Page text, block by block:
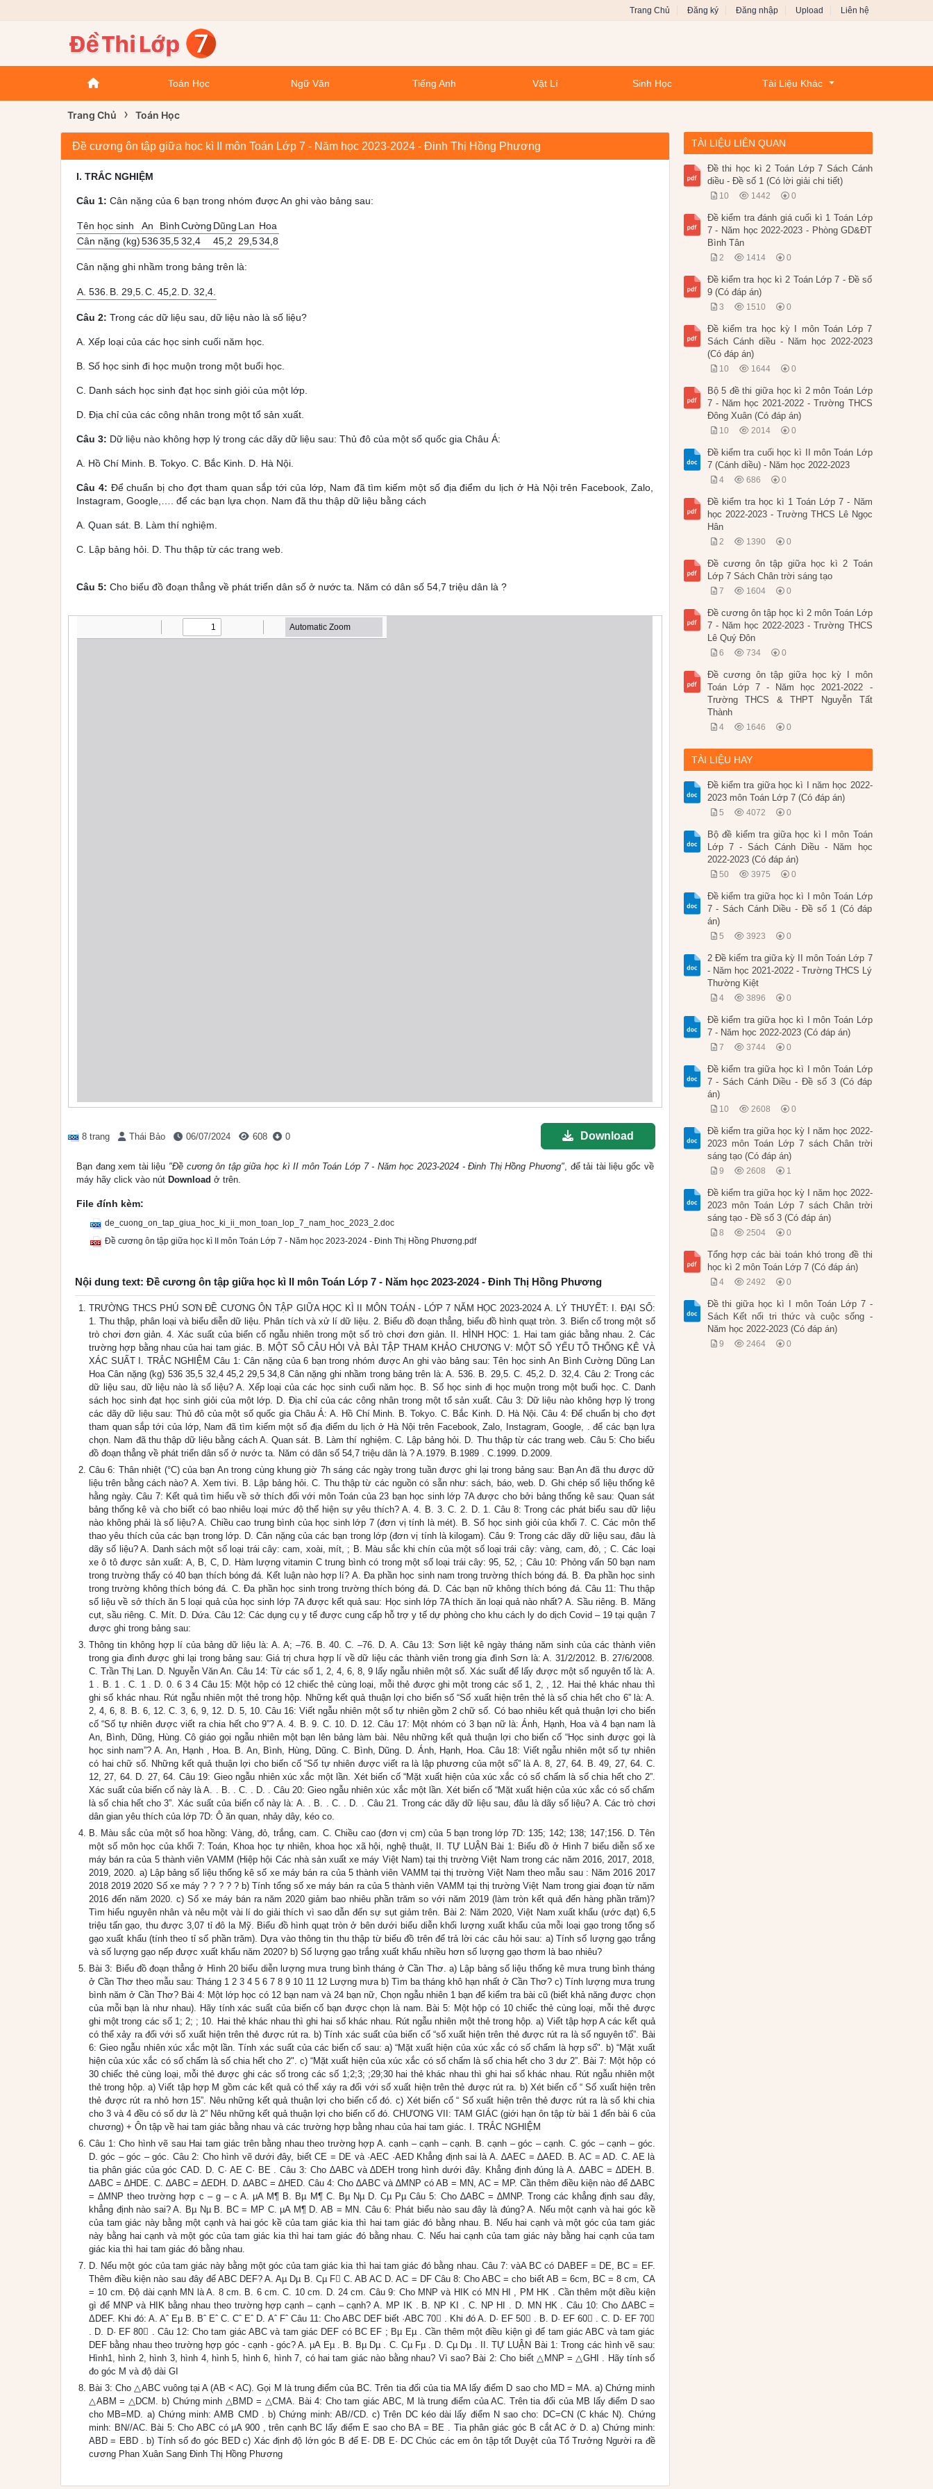
Trang Chủ Đăng ký Đăng nhập Upload Liên hệ
Toán Học Ngữ Văn Tiếng Anh Vật Lí Sinh Học Tài Liệu Khác
Trang Chủ › Toán Học
Đề cương ôn tập giữa học kì II môn Toán Lớp 7 - Năm học 2023-2024 - Đinh Thị Hồng Phương
I. TRẮC NGHIỆM
Câu 1: Cân nặng của 6 bạn trong nhóm được An ghi vào bảng sau:
Tên học sinh An BìnhCường Dũng Lan Hoa
Cân nặng (kg)53635,532,4 45,2 29,534,8
Cân nặng ghi nhầm trong bảng trên là:
A. 536. B. 29,5.C. 45,2. D. 32,4.
Câu 2: Trong các dữ liệu sau, dữ liệu nào là số liệu?
A. Xếp loại của các học sinh cuối năm học.
B. Số học sinh đi học muộn trong một buổi học.
C. Danh sách học sinh đạt học sinh giỏi của một lớp.
D. Địa chỉ của các công nhân trong một tổ sản xuất.
Câu 3: Dữ liệu nào không hợp lý trong các dãy dữ liệu sau: Thủ đô của một số quốc gia Châu Á:
A. Hồ Chí Minh. B. Tokyo. C. Bắc Kinh. D. Hà Nội.
Câu 4: Để chuẩn bị cho đợt tham quan sắp tới của lớp, Nam đã tìm kiếm một số địa điểm du lịch ở Hà Nội trên Facebook, Zalo,
Instagram, Google,…. để các bạn lựa chọn. Nam đã thu thập dữ liệu bằng cách
A. Quan sát. B. Làm thí nghiệm.
C. Lập bảng hỏi. D. Thu thập từ các trang web.
Câu 5: Cho biểu đồ đoạn thẳng về phát triển dân số ở nước ta. Năm có dân số 54,7 triệu dân là ?
8 trang Thái Bảo 06/07/2024 608 0 Download
Bạn đang xem tài liệu "Đề cương ôn tập giữa học kì II môn Toán Lớp 7 - Năm học 2023-2024 - Đinh Thị Hồng Phương", để tải tài liệu gốc về
máy hãy click vào nút Download ở trên.
File đính kèm:
de_cuong_on_tap_giua_hoc_ki_ii_mon_toan_lop_7_nam_hoc_2023_2.doc
Đề cương ôn tập giữa học kì II môn Toán Lớp 7 - Năm học 2023-2024 - Đinh Thị Hồng Phương.pdf
Nội dung text: Đề cương ôn tập giữa học kì II môn Toán Lớp 7 - Năm học 2023-2024 - Đinh Thị Hồng Phương
TRƯỜNG THCS PHÚ SƠN ĐỀ CƯƠNG ÔN TẬP GIỮA HỌC KÌ II MÔN TOÁN - LỚP 7 NĂM HỌC 2023-2024 A. LÝ THUYẾT: I. ĐẠI SỐ:
1. Thu thập, phân loại và biểu diễn dữ liệu. Phân tích và xử lí dữ liệu. 2. Biểu đồ đoạn thẳng, biểu đồ hình quạt tròn. 3. Biến cố trong một số
trò chơi đơn giản. 4. Xác suất của biến cố ngẫu nhiên trong một số trò chơi đơn giản. II. HÌNH HỌC: 1. Hai tam giác bằng nhau. 2. Các
trường hợp bằng nhau của hai tam giác. B. MỘT SỐ CÂU HỎI VÀ BÀI TẬP THAM KHẢO CHƯƠNG V: MỘT SỐ YẾU TỐ THỐNG KÊ VÀ
XÁC SUẤT I. TRẮC NGHIỆM Câu 1: Cân nặng của 6 bạn trong nhóm được An ghi vào bảng sau: Tên học sinh An Bình Cường Dũng Lan
Hoa Cân nặng (kg) 536 35,5 32,4 45,2 29,5 34,8 Cân nặng ghi nhầm trong bảng trên là: A. 536. B. 29,5. C. 45,2. D. 32,4. Câu 2: Trong các
dữ liệu sau, dữ liệu nào là số liệu? A. Xếp loại của các học sinh cuối năm học. B. Số học sinh đi học muộn trong một buổi học. C. Danh
sách học sinh đạt học sinh giỏi của một lớp. D. Địa chỉ của các công nhân trong một tổ sản xuất. Câu 3: Dữ liệu nào không hợp lý trong
các dãy dữ liệu sau: Thủ đô của một số quốc gia Châu Á: A. Hồ Chí Minh. B. Tokyo. C. Bắc Kinh. D. Hà Nội. Câu 4: Để chuẩn bị cho đợt
tham quan sắp tới của lớp, Nam đã tìm kiếm một số địa điểm du lịch ở Hà Nội trên Facebook, Zalo, Instagram, Google, . để các bạn lựa
chọn. Nam đã thu thập dữ liệu bằng cách A. Quan sát. B. Làm thí nghiệm. C. Lập bảng hỏi. D. Thu thập từ các trang web. Câu 5: Cho biểu
đồ đoạn thẳng về phát triển dân số ở nước ta. Năm có dân số 54,7 triệu dân là ? A.1979. B.1989 . C.1999. D.2009.
Câu 6: Thân nhiệt (°C) của bạn An trong cùng khung giờ 7h sáng các ngày trong tuần được ghi lại trong bảng sau: Bạn An đã thu được dữ
liệu trên bằng cách nào? A. Xem tivi. B. Lập bảng hỏi. C. Thu thập từ các nguồn có sẵn như: sách, báo, web. D. Ghi chép số liệu thống kê
hằng ngày. Câu 7: Kết quả tìm hiểu về sở thích đối với môn Toán của 23 bạn học sinh lớp 7A được cho bởi bảng thống kê sau: Quan sát
bảng thống kê và cho biết có bao nhiêu loại mức độ thể hiện sự yêu thích? A. 4. B. 3. C. 2. D. 1. Câu 8: Trong các phát biểu sau dữ liệu
nào không phải là số liệu? A. Chiều cao trung bình của học sinh lớp 7 (đơn vị tính là mét). B. Số học sinh giỏi của khối 7. C. Các môn thể
thao yêu thích của các bạn trong lớp. D. Cân nặng của các bạn trong lớp (đơn vị tính là kilogam). Câu 9: Trong các dãy dữ liệu sau, đâu là
dãy số liệu? A. Danh sách một số loại trái cây: cam, xoài, mít, ; B. Màu sắc khi chín của một số loại trái cây: vàng, cam, đỏ, ; C. Các loại
xe ô tô được sản xuất: A, B, C, D. Hàm lượng vitamin C trung bình có trong một số loại trái cây: 95, 52, ; Câu 10: Phỏng vấn 50 bạn nam
trong trường thấy có 40 bạn thích bóng đá. Kết luận nào hợp lí? A. Đa phần học sinh nam trong trường thích bóng đá. B. Đa phần học sinh
trong trường không thích bóng đá. C. Đa phần học sinh trong trường thích bóng đá. D. Các bạn nữ không thích bóng đá. Câu 11: Thu thập
số liệu về sở thích ăn 5 loại quả của học sinh lớp 7A được kết quả sau: Học sinh lớp 7A thích ăn loại quả nào nhất? A. Sầu riêng. B. Măng
cụt, sầu riêng. C. Mít. D. Dứa. Câu 12: Các dụng cụ y tế được cung cấp hỗ trợ y tế dự phòng cho khu cách ly do dịch Covid – 19 tại quận 7
được ghi trong bảng sau:
Thông tin không hợp lí của bảng dữ liệu là: A. A; –76. B. 40. C. –76. D. A. Câu 13: Sơn liệt kê ngày tháng năm sinh của các thành viên
trong gia đình được ghi lại trong bảng sau: Giá trị chưa hợp lí về dữ liệu các thành viên trong gia đình Sơn là: A. 31/2/2012. B. 27/6/2008.
C. Trần Thị Lan. D. Nguyễn Văn An. Câu 14: Từ các số 1, 2, 4, 6, 8, 9 lấy ngẫu nhiên một số. Xác suất để lấy được một số nguyên tố là: A.
1 . B. 1 . C. 1 . D. 0. 6 3 4 Câu 15: Một hộp có 12 chiếc thẻ cùng loại, mỗi thẻ được ghi một trong các số 1, 2, , 12. Hai thẻ khác nhau thì
ghi số khác nhau. Rút ngẫu nhiên một thẻ trong hộp. Những kết quả thuận lợi cho biến số “Số xuất hiện trên thẻ là số chia hết cho 6” là: A.
2, 4, 6, 8. B. 6, 12. C. 3, 6, 9, 12. D. 5, 10. Câu 16: Viết ngẫu nhiên một số tự nhiên gồm 2 chữ số. Có bao nhiêu kết quả thuận lợi cho biến
cố “Số tự nhiên được viết ra chia hết cho 9”? A. 4. B. 9. C. 10. D. 12. Câu 17: Một nhóm có 3 bạn nữ là: Ánh, Hạnh, Hoa và 4 bạn nam là
An, Bình, Dũng, Hùng. Cô giáo gọi ngẫu nhiên một bạn lên bảng làm bài. Nêu những kết quả thuận lợi cho biến cố “Học sinh được gọi là
học sinh nam”? A. An, Hạnh , Hoa. B. An, Bình, Hùng, Dũng. C. Bình, Dũng. D. Ánh, Hạnh, Hoa. Câu 18: Viết ngẫu nhiên một số tự nhiên
có hai chữ số. Những kết quả thuận lợi cho biến cố “Số tự nhiên được viết ra là lập phương của một số” là A. 8, 27, 64. B. 49, 27, 64. C.
12, 27, 64. D. 27, 64. Câu 19: Gieo ngẫu nhiên xúc xắc một lần. Xét biến cố “Mặt xuất hiện của xúc xắc có số chấm là số chia hết cho 2”.
Xác suất của biến cố này là A. . B. . C. . D. . Câu 20: Gieo ngẫu nhiên xúc xắc một lần. Xét biến cố “Mặt xuất hiện của xúc xắc có số chấm
là số chia hết cho 3”. Xác suất của biến cố này là: A. . B. . C. . D. . Câu 21. Trong các dãy dữ liệu sau, đâu là dãy số liệu? A. Các trò chơi
dân gian yêu thích của lớp 7D: Ô ăn quan, nhảy dây, kéo co.
B. Màu sắc của một số hoa hồng: Vàng, đỏ, trắng, cam. C. Chiều cao (đơn vị cm) của 5 bạn trong lớp 7D: 135; 142; 138; 147;156. D. Tên
một số môn học của khối 7: Toán, Khoa học tự nhiên, khoa học xã hội, nghệ thuật, II. TỰ LUẬN Bài 1: Biểu đồ ở Hình 7 biểu diễn số xe
máy bán ra của 5 thành viên VAMM (Hiệp hội Các nhà sản xuất xe máy Việt Nam) tại thị trường Việt Nam trong các năm 2016, 2017, 2018,
2019, 2020. a) Lập bảng số liệu thống kê số xe máy bán ra của 5 thành viên VAMM tại thị trường Việt Nam theo mẫu sau : Năm 2016 2017
2018 2019 2020 Số xe máy ? ? ? ? ? b) Tính tổng số xe máy bán ra của 5 thành viên VAMM tại thị trường Việt Nam trong giai đoạn từ năm
2016 đến năm 2020. c) Số xe máy bán ra năm 2020 giảm bao nhiêu phần trăm so với năm 2019 (làm tròn kết quả đến hàng phần trăm)?
Tìm hiểu nguyên nhân và nêu một vài lí do giải thích vì sao dẫn đến sự sụt giảm trên. Bài 2: Năm 2020, Việt Nam xuất khẩu (ước đạt) 6,5
triệu tấn gạo, thu được 3,07 tỉ đô la Mỹ. Biểu đồ hình quạt tròn ở bên dưới biểu diễn khối lượng xuất khẩu của mỗi loại gạo trong tổng số
gạo xuất khẩu (tính theo tỉ số phần trăm). Dựa vào thông tin thu thập từ biểu đồ trên để trả lời các câu hỏi sau: a) Tính số lượng gạo trắng
và số lượng gạo nếp được xuất khẩu năm 2020? b) Số lượng gạo trắng xuất khẩu nhiều hơn số lượng gạo thơm là bao nhiêu?
Bài 3: Biểu đồ đoạn thẳng ở Hình 20 biểu diễn lượng mưa trung bình tháng ở Cần Thơ. a) Lập bảng số liệu thống kê mưa trung bình tháng
ở Cần Thơ theo mẫu sau: Tháng 1 2 3 4 5 6 7 8 9 10 11 12 Lượng mưa b) Tìm ba tháng khô hạn nhất ở Cần Thơ? c) Tính lượng mưa trung
bình năm ở Cần Thơ? Bài 4: Một lớp học có 12 bạn nam và 24 bạn nữ, Chọn ngẫu nhiên 1 bạn để kiểm tra bài cũ (biết khả năng được chọn
của mỗi bạn là như nhau). Hãy tính xác suất của biến cố bạn được chọn là nam. Bài 5: Một hộp có 10 chiếc thẻ cùng loại, mỗi thẻ được
ghi một trong các số 1; 2; ; 10. Hai thẻ khác nhau thì ghi hai số khác nhau. Rút ngẫu nhiên một thẻ trong hộp. a) Viết tập hợp A các kết quả
có thể xảy ra đối với số xuất hiện trên thẻ được rút ra. b) Tính xác suất của biến cố “số xuất hiện trên thẻ được rút ra là số nguyên tố”. Bài
6: Gieo ngẫu nhiên xúc xắc một lần. Tính xác suất của các biến cố sau: a) “Mặt xuất hiện của xúc xắc có số chấm là hợp số". b) “Mặt xuất
hiện của xúc xắc có số chấm là số chia hết cho 2". c) “Mặt xuất hiện của xúc xắc có số chấm là số chia hết cho 3 dư 2”. Bài 7: Một hộp có
30 chiếc thẻ cùng loại, mỗi thẻ được ghi các số trong các số 1;2;3; ;29;30 hai thẻ khác nhau thì ghi hai số khác nhau. Rút ngẫu nhiên một
thẻ trong hộp. a) Viết tập hợp M gồm các kết quả có thể xáy ra đối với số xuất hiện trên thẻ được rút ra. b) Xét biến cố “ Số xuất hiện trên
thẻ được rút ra nhỏ hơn 15”. Nêu những kết quả thuận lợi cho biến cố đó. c) Xét biến cố “ Số xuất hiện trên thẻ được rút ra là số khi chia
cho 3 và 4 đều có số dư là 2” Nêu những kết quả thuận lợi cho biến cố đó. CHƯƠNG VII: TAM GIÁC (giới hạn ôn tập từ bài 1 đến bài 6 của
chương) + Ôn tập về hai tam giác bằng nhau và các trường hợp bằng nhau của hai tam giác. I. TRẮC NGHIỆM
Câu 1: Cho hình vẽ sau Hai tam giác trên bằng nhau theo trường hợp A. cạnh – cạnh – cạnh. B. cạnh – góc – cạnh. C. góc – cạnh – góc.
D. góc – góc – góc. Câu 2: Cho hình vẽ dưới đây, biết CE = DE và ·AEC ·AED Khẳng định sai là A. ∆AEC = ∆AED. B. AC = AD. C. AE là
tia phân giác của góc CAD. D. C· AE C· BE . Câu 3: Cho ∆ABC và ∆DEH trong hình dưới đây. Khẳng định đúng là A. ∆ABC = ∆DEH. B.
∆ABC = ∆HDE. C. ∆ABC = ∆EDH. D. ∆ABC = ∆HED. Câu 4: Cho ∆ABC và ∆MNP có AB = MN, AC = MP. Cần thêm điều kiện nào để ∆ABC
= ∆MNP theo trường hợp c – g – c A. µA M¶ B. Bµ M¶ C. Bµ Nµ D. Cµ Pµ Câu 5: Cho ∆ABC = ∆MNP. Trong các khẳng định sau đây,
khẳng định nào sai? A. Bµ Nµ B. BC = MP C. µA M¶ D. AB = MN. Câu 6: Phát biểu nào sau đây là đúng? A. Nếu một cạnh và hai góc kề
của tam giác này bằng một cạnh và hai góc kề của tam giác kia thì hai tam giác đó bằng nhau. B. Nếu hai cạnh và một góc của tam giác
này bằng hai cạnh và một góc của tam giác kia thì hai tam giác đó bằng nhau. C. Nếu hai cạnh của tam giác này bằng hai cạnh của tam
giác kia thì hai tam giác đó bằng nhau.
D. Nếu một góc của tam giác này bằng một góc của tam giác kia thì hai tam giác đó bằng nhau. Câu 7: vàA BC có DABEF = DE, BC = EF.
Thêm điều kiện nào sau đây để ABC DEF? A. Aµ Dµ B. Cµ F C. AB AC D. AC = DF Câu 8: Cho ABC = cho biết AB = 6cm, BC = 8 cm, CA
= 10 cm. Độ dài cạnh MN là A. 8 cm. B. 6 cm. C. 10 cm. D. 24 cm. Câu 9: Cho MNP và HIK có MN HI , PM HK . Cần thêm một điều kiện
gì để MNP và HIK bằng nhau theo trường hợp cạnh – cạnh – cạnh? A. MP IK . B. NP KI . C. NP HI . D. MN HK . Câu 10: Cho ΔABC =
ΔDEF. Khi đó: A. Aˆ Eµ B. Bˆ Eˆ C. Cˆ Eˆ D. Aˆ Fˆ Câu 11: Cho ABC DEF biết ·ABC 70 . Khi đó A. D· EF 50 . B. D· EF 60 . C. D· EF 70
. D. D· EF 80 . Câu 12: Cho tam giác ABC và tam giác DEF có BC EF ; Bµ Eµ . Cần thêm một điều kiện gì để tam giác ABC và tam giác
DEF bằng nhau theo trường hợp góc - cạnh - góc? A. µA Eµ . B. Bµ Dµ . C. Cµ Fµ . D. Cµ Dµ . II. TỰ LUẬN Bài 1: Trong các hình vẽ sau:
Hình1, hình 2, hình 3, hình 4, hình 5, hình 6, hình 7, có hai tam giác nào bằng nhau? Vì sao? Bài 2: Cho biết △MNP = △GHI . Hãy tính số
đo góc M và độ dài GI
Bài 3: Cho △ABC vuông tại A (AB < AC). Gọi M là trung điểm của BC. Trên tia đối của tia MA lấy điểm D sao cho MD = MA. a) Chứng minh
△ABM = △DCM. b) Chứng minh △BMD = △CMA. Bài 4: Cho tam giác ABC, M là trung điểm của AC. Trên tia đối của MB lấy điểm D sao
cho MB=MD. a) Chứng minh: AMB CMD . b) Chứng minh: AB//CD. c) Trên DC kéo dài lấy điểm N sao cho: DC=CN (C khác N). Chứng
minh: BN//AC. Bài 5: Cho ABC có µA 900 , trên cạnh BC lấy điểm E sao cho BA = BE . Tia phân giác góc B cắt AC ở D. a) Chứng minh:
ABD = EBD . b) Tính số đo góc BED c) Xác định độ lớn góc B để E· DB E· DC Chúc các em ôn tập tốt Duyệt của Tổ Trưởng Người ra đề
cương Phan Xuân Sang Đinh Thị Hồng Phương
TÀI LIỆU LIÊN QUAN
Đề thi học kì 2 Toán Lớp 7 Sách Cánh
diều - Đề số 1 (Có lời giải chi tiết)
10 1442 0
Đề kiểm tra đánh giá cuối kì 1 Toán Lớp
7 - Năm học 2022-2023 - Phòng GD&ĐT
Bình Tân
2 1414 0
Đề kiểm tra học kì 2 Toán Lớp 7 - Đề số
9 (Có đáp án)
3 1510 0
Đề kiểm tra học kỳ I môn Toán Lớp 7
Sách Cánh diều - Năm học 2022-2023
(Có đáp án)
10 1644 0
Bộ 5 đề thi giữa học kì 2 môn Toán Lớp
7 - Năm học 2021-2022 - Trường THCS
Đông Xuân (Có đáp án)
10 2014 0
Đề kiểm tra cuối học kì II môn Toán Lớp
7 (Cánh diều) - Năm học 2022-2023
4 686 0
Đề kiểm tra học kì 1 Toán Lớp 7 - Năm
học 2022-2023 - Trường THCS Lê Ngọc
Hân
2 1390 0
Đề cương ôn tập giữa học kì 2 Toán
Lớp 7 Sách Chân trời sáng tạo
7 1604 0
Đề cương ôn tập học kì 2 môn Toán Lớp
7 - Năm học 2022-2023 - Trường THCS
Lê Quý Đôn
6 734 0
Đề cương ôn tập giữa học kỳ I môn
Toán Lớp 7 - Năm học 2021-2022 -
Trường THCS & THPT Nguyễn Tất
Thành
4 1646 0
TÀI LIỆU HAY
Đề kiểm tra giữa học kì I năm học 2022-
2023 môn Toán Lớp 7 (Có đáp án)
5 4072 0
Bộ đề kiểm tra giữa học kì I môn Toán
Lớp 7 - Sách Cánh Diều - Năm học
2022-2023 (Có đáp án)
50 3975 0
Đề kiểm tra giữa học kì I môn Toán Lớp
7 - Sách Cánh Diều - Đề số 1 (Có đáp
án)
5 3923 0
2 Đề kiểm tra giữa kỳ II môn Toán Lớp 7
- Năm học 2021-2022 - Trường THCS Lý
Thường Kiệt
4 3896 0
Đề kiểm tra giữa học kì I môn Toán Lớp
7 - Năm học 2022-2023 (Có đáp án)
7 3744 0
Đề kiểm tra giữa học kì I môn Toán Lớp
7 - Sách Cánh Diều - Đề số 3 (Có đáp
án)
10 2608 0
Đề kiểm tra giữa học kỳ I năm học 2022-
2023 môn Toán Lớp 7 sách Chân trời
sáng tạo (Có đáp án)
9 2608 1
Đề kiểm tra giữa học kỳ I năm học 2022-
2023 môn Toán Lớp 7 sách Chân trời
sáng tạo - Đề số 3 (Có đáp án)
8 2504 0
Tổng hợp các bài toán khó trong đề thi
học kì 2 môn Toán Lớp 7 (Có đáp án)
4 2492 0
Đề thi giữa học kì I môn Toán Lớp 7 -
Sách Kết nối tri thức và cuộc sống -
Năm học 2022-2023 (Có đáp án)
9 2464 0